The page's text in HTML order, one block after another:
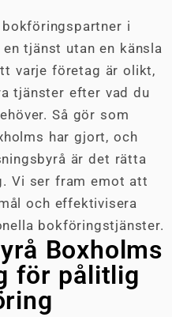
i
tjänst utan en känsla
varje företag är olikt,
tjänster efter vad du
Så gör som
har gjort, och
är det rätta
Vi ser fram emot att
och effektivisera
bokföringstjänster.
Boxholms
för pålitlig